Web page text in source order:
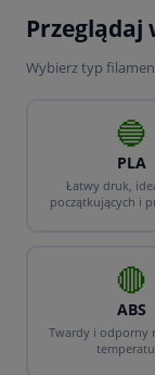
Przeglądaj
Wybierz typ
🔵
PLA
Łatwy druk,
początkujących i
🔴
ABS
Twardy i odporny